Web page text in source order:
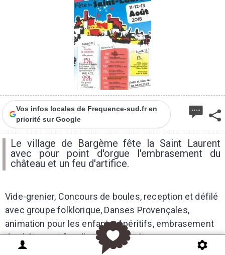
Vos infos locales de Frequence-sud.fr en
priorité sur Google
Le village de Bargème fête la Saint Laurent
avec pour point d'orgue l'embrasement du
château et un feu d'artifice.
Vide-grenier, Concours de boules, reception et défilé
avec groupe folklorique, Danses Provençales,
animation pour les enfants, Apéritifs, embrasement
du château et feu d'artifice et aïoli.